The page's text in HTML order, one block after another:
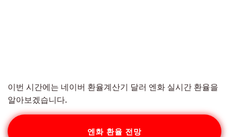
이번 시간에는 네이버 환율계산기 달러 엔화 실시간 환율을
알아보겠습니다.
엔화 환율 전망